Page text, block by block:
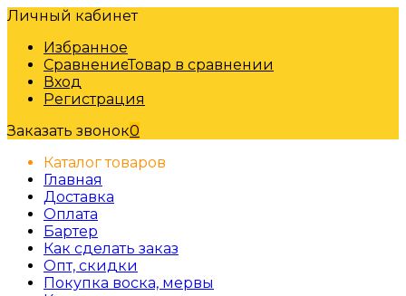
Личный кабинет
Избранное
СравнениеТовар в сравнении
Вход
Регистрация
Заказать звонок0
Каталог товаров
Главная
Доставка
Оплата
Бартер
Как сделать заказ
Опт, скидки
Покупка воска, мервы